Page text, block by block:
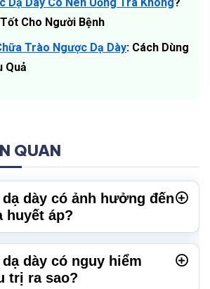
Dạ Dày Có Nên Uống Trà Không?
Cho Người Bệnh
Trào Ngược Dạ Dày: Cách Dùng
Quả
QUAN
dày có ảnh hưởng đến
huyết áp?
dày có nguy hiểm
trị ra sao?